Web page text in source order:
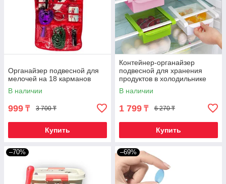
Органайзер подвесной для
мелочей на 18 карманов
В наличии
999 ₸ 3 700 ₸
Купить
Контейнер-органайзер
подвесной для хранения
продуктов в холодильнике
В наличии
1 799 ₸ 6 270 ₸
Купить
–70% –69%